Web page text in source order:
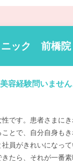
ニック 前橋院
容経験問いませ
です。患者さまに
とで、自分自身も
員がきれいになっ
たら、それが一番